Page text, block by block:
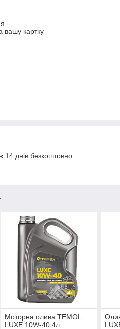
вашу картку
14 днів безкоштовно
Моторна олива TEMOL
LUXE 10W-40 4л